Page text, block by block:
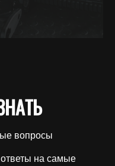
вопросы
на самые